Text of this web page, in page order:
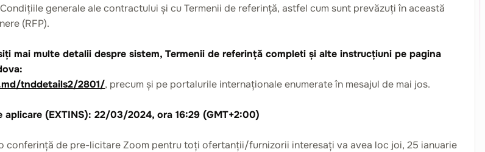
generale ale contractului și cu Termenii de referință, astfel cum sunt prevăzuți în această
(RFP).
mai multe detalii despre sistem, Termenii de referință completi și alte instrucțiuni pe pagina
tnddetails2/2801/, precum și pe portalurile internaționale enumerate în mesajul de mai jos.
aplicare (EXTINS): 22/03/2024, ora 16:29 (GMT+2:00)
conferință de pre-licitare Zoom pentru toți ofertanții/furnizorii interesați va avea loc joi, 25 ianuarie